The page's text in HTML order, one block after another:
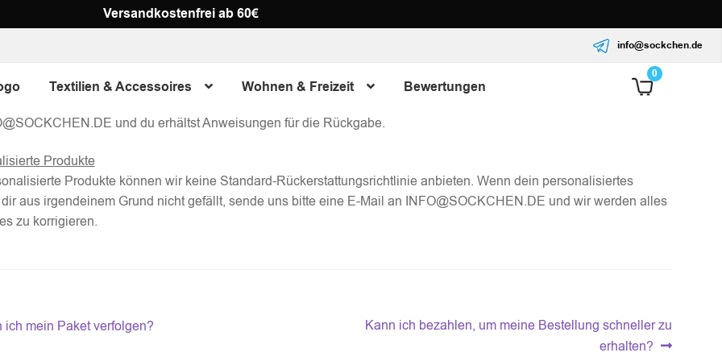
Versandkostenfrei ab 60€
info@sockchen.de
Textilien & Accessoires Wohnen & Freizeit Bewertungen
0
Produkte
und du erhältst Anweisungen für die Rückgabe.
Produkte
Produkte können wir keine Standard-Rückerstattungsrichtlinie anbieten. Wenn dein personalisiertes
aus irgendeinem Grund nicht gefällt, sende uns bitte eine E-Mail an INFO@SOCKCHEN.DE und wir werden alles
zu korrigieren.
ich mein Paket verfolgen?
Nächster
Kann ich bezahlen, um meine Bestellung schneller zu
erhalten?